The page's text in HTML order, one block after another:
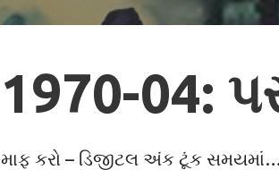
1970-04:
માફ કરો – ડિજીટલ અંક ટૂંક સમયમાં…